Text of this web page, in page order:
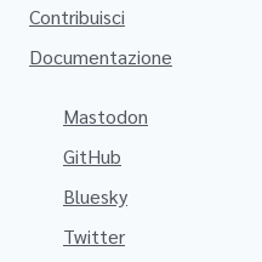
Contribuisci
Documentazione
Mastodon
GitHub
Bluesky
Twitter